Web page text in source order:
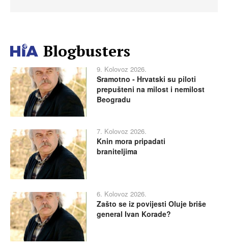
Blogbusters
9. Kolovoz 2026.
Sramotno - Hrvatski su piloti
prepušteni na milost i nemilost
Beogradu
7. Kolovoz 2026.
Knin mora pripadati
braniteljima
6. Kolovoz 2026.
Zašto se iz povijesti Oluje briše
general Ivan Korade?